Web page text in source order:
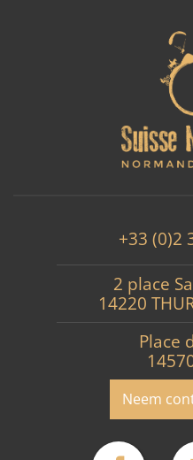
+33 (0)2
2 place
14220
Place
Neem